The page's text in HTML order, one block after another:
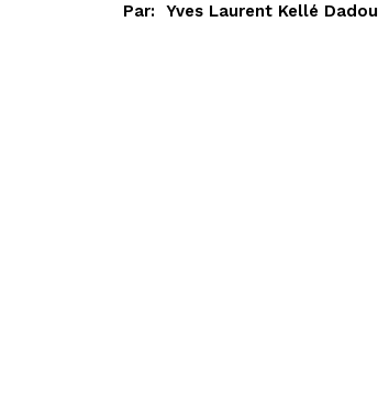
Par: Yves Laurent Kellé Dadou